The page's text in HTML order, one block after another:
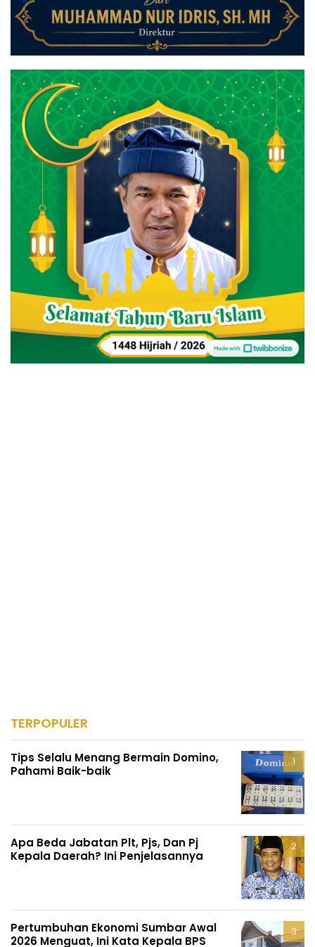
TERPOPULER
Tips Selalu Menang Bermain Domino,
Pahami Baik-baik
Apa Beda Jabatan Plt, Pjs, Dan Pj
Kepala Daerah? Ini Penjelasannya
Pertumbuhan Ekonomi Sumbar Awal
2026 Menguat, Ini Kata Kepala BPS